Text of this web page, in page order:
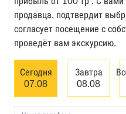
Картотека
арбитражного суда
банкротстве
Единый федеральный
банкротстве
продавца, подтвердит
согласует посещение с
проведёт вам экскурсию.
Сегодня
07.08
Завтра
08.08